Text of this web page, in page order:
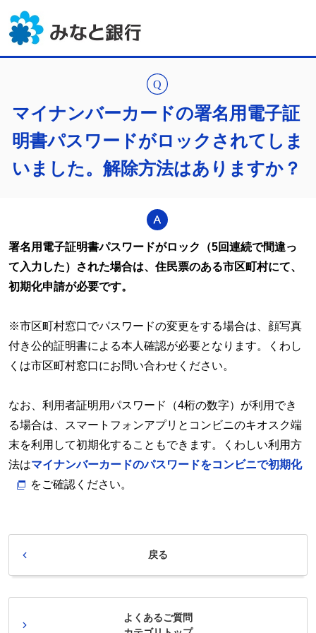
マイナンバーカードの署名用電子証
明書パスワードがロックされてしま
いました。解除方法はありますか？
署名用電子証明書パスワードがロック（5回連続で間違っ
て入力した）された場合は、住民票のある市区町村にて、
初期化申請が必要です。
※市区町村窓口でパスワードの変更をする場合は、顔写真
付き公的証明書による本人確認が必要となります。くわし
くは市区町村窓口にお問い合わせください。
なお、利用者証明用パスワード（4桁の数字）が利用でき
る場合は、スマートフォンアプリとコンビニのキオスク端
末を利用して初期化することもできます。くわしい利用方
法はマイナンバーカードのパスワードをコンビニで初期化
をご確認ください。
戻る
よくあるご質問